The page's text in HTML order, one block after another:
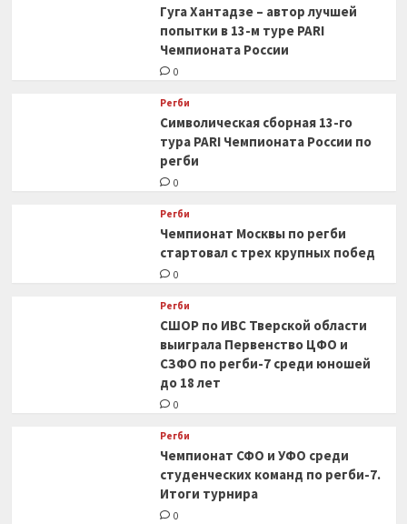
Гуга Хантадзе – автор лучшей
попытки в 13-м туре PARI
Чемпионата России
0
Регби
Символическая сборная 13-го
тура PARI Чемпионата России по
регби
0
Регби
Чемпионат Москвы по регби
стартовал с трех крупных побед
0
Регби
СШОР по ИВС Тверской области
выиграла Первенство ЦФО и
СЗФО по регби-7 среди юношей
до 18 лет
0
Регби
Чемпионат СФО и УФО среди
студенческих команд по регби-7.
Итоги турнира
0